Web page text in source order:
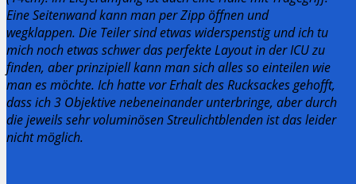
Eine Seitenwand kann man per Zipp öffnen und
wegklappen. Die Teiler sind etwas widerspenstig und ich tu
mich noch etwas schwer das perfekte Layout in der ICU zu
finden, aber prinzipiell kann man sich alles so einteilen wie
man es möchte. Ich hatte vor Erhalt des Rucksackes gehofft,
dass ich 3 Objektive nebeneinander unterbringe, aber durch
die jeweils sehr voluminösen Streulichtblenden ist das leider
nicht möglich.